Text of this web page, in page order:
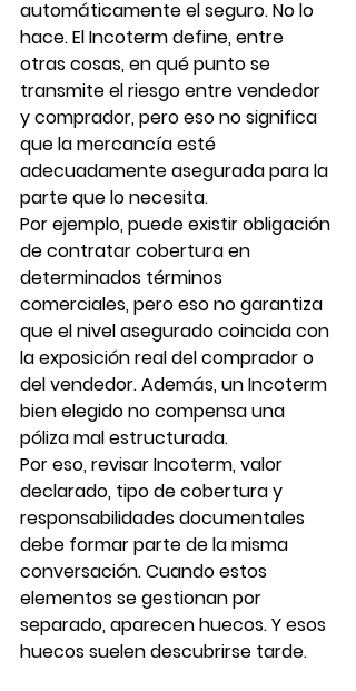
automáticamente el seguro. No lo
hace. El Incoterm define, entre
otras cosas, en qué punto se
transmite el riesgo entre vendedor
y comprador, pero eso no significa
que la mercancía esté
adecuadamente asegurada para la
parte que lo necesita.
Por ejemplo, puede existir obligación
de contratar cobertura en
determinados términos
comerciales, pero eso no garantiza
que el nivel asegurado coincida con
la exposición real del comprador o
del vendedor. Además, un Incoterm
bien elegido no compensa una
póliza mal estructurada.
Por eso, revisar Incoterm, valor
declarado, tipo de cobertura y
responsabilidades documentales
debe formar parte de la misma
conversación. Cuando estos
elementos se gestionan por
separado, aparecen huecos. Y esos
huecos suelen descubrirse tarde.